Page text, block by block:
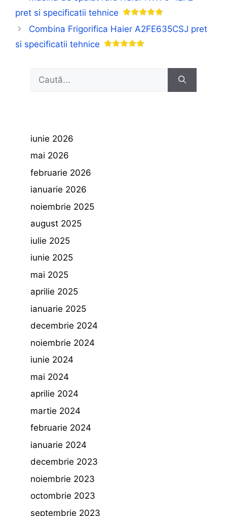
pret si specificatii tehnice
Combina Frigorifica Haier A2FE635CSJ pret
si specificatii tehnice
după:
iunie 2026
mai 2026
februarie 2026
ianuarie 2026
noiembrie 2025
august 2025
iulie 2025
iunie 2025
mai 2025
aprilie 2025
ianuarie 2025
decembrie 2024
noiembrie 2024
iunie 2024
mai 2024
aprilie 2024
martie 2024
februarie 2024
ianuarie 2024
decembrie 2023
noiembrie 2023
octombrie 2023
septembrie 2023